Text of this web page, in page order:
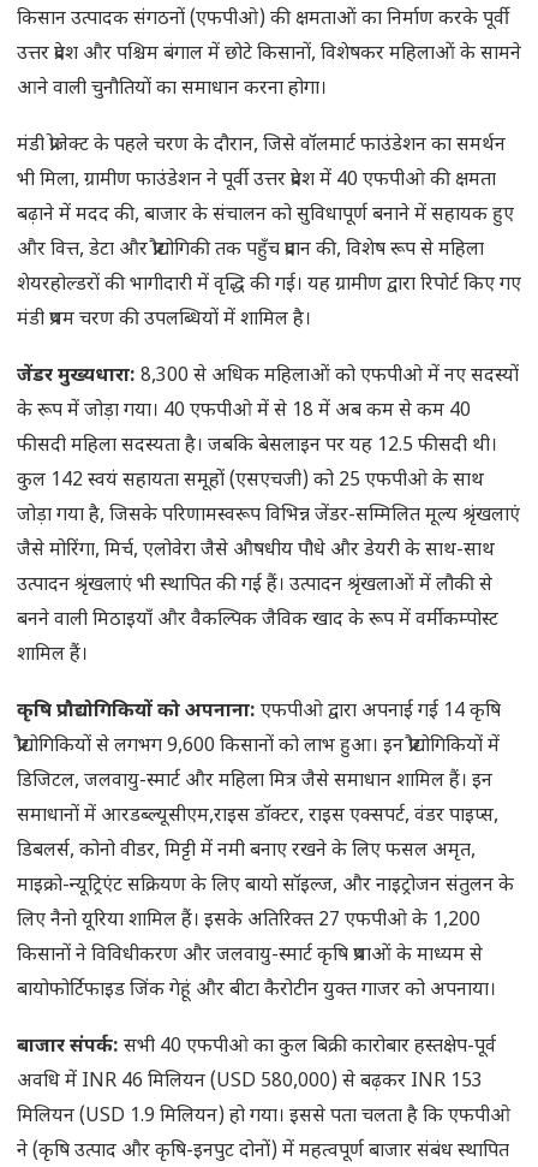
किसान उत्पादक संगठनों (एफपीओ) की क्षमताओं का निर्माण करके पूर्वी
उत्तर प्रदेश और पश्चिम बंगाल में छोटे किसानों, विशेषकर महिलाओं के सामने
आने वाली चुनौतियों का समाधान करना होगा।
मंडी प्रोजेक्ट के पहले चरण के दौरान, जिसे वॉलमार्ट फाउंडेशन का समर्थन
भी मिला, ग्रामीण फाउंडेशन ने पूर्वी उत्तर प्रदेश में 40 एफपीओ की क्षमता
बढ़ाने में मदद की, बाजार के संचालन को सुविधापूर्ण बनाने में सहायक हुए
और वित्त, डेटा और प्रौद्योगिकी तक पहुँच प्रदान की, विशेष रूप से महिला
शेयरहोल्डरों की भागीदारी में वृद्धि की गई। यह ग्रामीण द्वारा रिपोर्ट किए गए
मंडी प्रथम चरण की उपलब्धियों में शामिल है।
जेंडर मुख्यधारा: 8,300 से अधिक महिलाओं को एफपीओ में नए सदस्यों
के रूप में जोड़ा गया। 40 एफपीओ में से 18 में अब कम से कम 40
फीसदी महिला सदस्यता है। जबकि बेसलाइन पर यह 12.5 फीसदी थी।
कुल 142 स्वयं सहायता समूहों (एसएचजी) को 25 एफपीओ के साथ
जोड़ा गया है, जिसके परिणामस्वरूप विभिन्न जेंडर-सम्मिलित मूल्य श्रृंखलाएं
जैसे मोरिंगा, मिर्च, एलोवेरा जैसे औषधीय पौधे और डेयरी के साथ-साथ
उत्पादन श्रृंखलाएं भी स्थापित की गई हैं। उत्पादन श्रृंखलाओं में लौकी से
बनने वाली मिठाइयाँ और वैकल्पिक जैविक खाद के रूप में वर्मीकम्पोस्ट
शामिल हैं।
कृषि प्रौद्योगिकियों को अपनाना: एफपीओ द्वारा अपनाई गई 14 कृषि
प्रौद्योगिकियों से लगभग 9,600 किसानों को लाभ हुआ। इन प्रौद्योगिकियों में
डिजिटल, जलवायु-स्मार्ट और महिला मित्र जैसे समाधान शामिल हैं। इन
समाधानों में आरडब्ल्यूसीएम,राइस डॉक्टर, राइस एक्सपर्ट, वंडर पाइप्स,
डिबलर्स, कोनो वीडर, मिट्टी में नमी बनाए रखने के लिए फसल अमृत,
माइक्रो-न्यूट्रिएंट सक्रियण के लिए बायो सॉइल्ज, और नाइट्रोजन संतुलन के
लिए नैनो यूरिया शामिल हैं। इसके अतिरिक्त 27 एफपीओ के 1,200
किसानों ने विविधीकरण और जलवायु-स्मार्ट कृषि प्रथाओं के माध्यम से
बायोफोर्टिफाइड जिंक गेहूं और बीटा कैरोटीन युक्त गाजर को अपनाया।
बाजार संपर्क: सभी 40 एफपीओ का कुल बिक्री कारोबार हस्तक्षेप-पूर्व
अवधि में INR 46 मिलियन (USD 580,000) से बढ़कर INR 153
मिलियन (USD 1.9 मिलियन) हो गया। इससे पता चलता है कि एफपीओ
ने (कृषि उत्पाद और कृषि-इनपुट दोनों) में महत्वपूर्ण बाजार संबंध स्थापित